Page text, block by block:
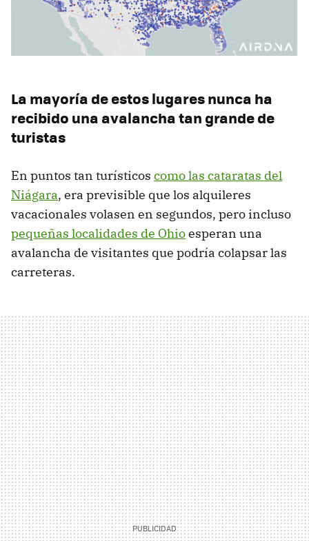
La mayoría de estos lugares nunca ha
recibido una avalancha tan grande de
turistas
En puntos tan turísticos como las cataratas del
Niágara, era previsible que los alquileres
vacacionales volasen en segundos, pero incluso
pequeñas localidades de Ohioesperan una
avalancha de visitantes que podría colapsar las
carreteras.